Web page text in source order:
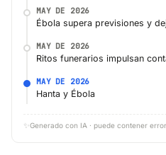
MAY DE 2026
Ébola supera previsiones y
MAY DE 2026
Ritos funerarios impulsan
MAY DE 2026
Hanta y Ébola
✨ Generado con IA · puede contener